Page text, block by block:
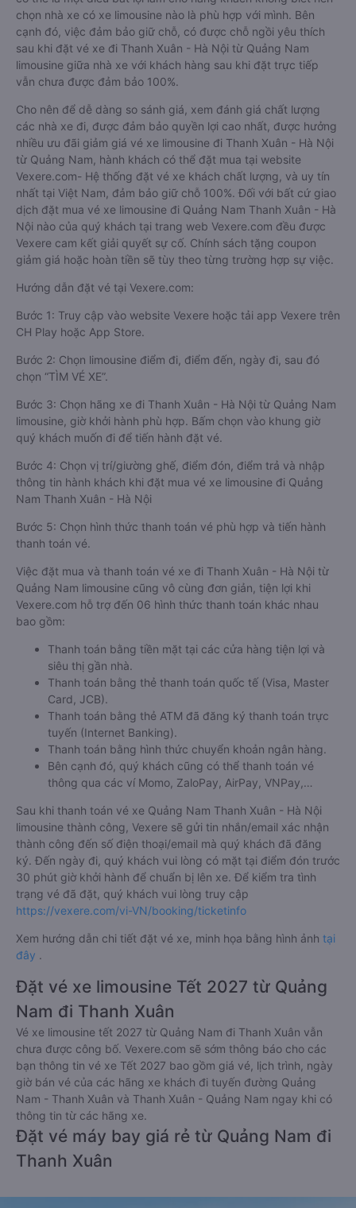
chọn nhà xe có xe limousine nào là phù hợp với mình. Bên
cạnh đó, việc đảm bảo giữ chỗ, có được chỗ ngồi yêu thích
sau khi đặt vé xe đi Thanh Xuân - Hà Nội từ Quảng Nam
limousine giữa nhà xe với khách hàng sau khi đặt trực tiếp
vẫn chưa được đảm bảo 100%.
Cho nên để dễ dàng so sánh giá, xem đánh giá chất lượng
các nhà xe đi, được đảm bảo quyền lợi cao nhất, được hưởng
nhiều ưu đãi giảm giá vé xe limousine đi Thanh Xuân - Hà Nội
từ Quảng Nam, hành khách có thể đặt mua tại website
Vexere.com- Hệ thống đặt vé xe khách chất lượng, và uy tín
nhất tại Việt Nam, đảm bảo giữ chỗ 100%. Đối với bất cứ giao
dịch đặt mua vé xe limousine đi Quảng Nam Thanh Xuân - Hà
Nội nào của quý khách tại trang web Vexere.com đều được
Vexere cam kết giải quyết sự cố. Chính sách tặng coupon
giảm giá hoặc hoàn tiền sẽ tùy theo từng trường hợp sự việc.
Hướng dẫn đặt vé tại Vexere.com:
Bước 1: Truy cập vào website Vexere hoặc tải app Vexere trên
CH Play hoặc App Store.
Bước 2: Chọn limousine điểm đi, điểm đến, ngày đi, sau đó
chọn “TÌM VÉ XE”.
Bước 3: Chọn hãng xe đi Thanh Xuân - Hà Nội từ Quảng Nam
limousine, giờ khởi hành phù hợp. Bấm chọn vào khung giờ
quý khách muốn đi để tiến hành đặt vé.
Bước 4: Chọn vị trí/giường ghế, điểm đón, điểm trả và nhập
thông tin hành khách khi đặt mua vé xe limousine đi Quảng
Nam Thanh Xuân - Hà Nội
Bước 5: Chọn hình thức thanh toán vé phù hợp và tiến hành
thanh toán vé.
Việc đặt mua và thanh toán vé xe đi Thanh Xuân - Hà Nội từ
Quảng Nam limousine cũng vô cùng đơn giản, tiện lợi khi
Vexere.com hỗ trợ đến 06 hình thức thanh toán khác nhau
bao gồm:
Thanh toán bằng tiền mặt tại các cửa hàng tiện lợi và
siêu thị gần nhà.
Thanh toán bằng thẻ thanh toán quốc tế (Visa, Master
Card, JCB).
Thanh toán bằng thẻ ATM đã đăng ký thanh toán trực
tuyến (Internet Banking).
Thanh toán bằng hình thức chuyển khoản ngân hàng.
Bên cạnh đó, quý khách cũng có thể thanh toán vé
thông qua các ví Momo, ZaloPay, AirPay, VNPay,…
Sau khi thanh toán vé xe Quảng Nam Thanh Xuân - Hà Nội
limousine thành công, Vexere sẽ gửi tin nhắn/email xác nhận
thành công đến số điện thoại/email mà quý khách đã đăng
ký. Đến ngày đi, quý khách vui lòng có mặt tại điểm đón trước
30 phút giờ khởi hành để chuẩn bị lên xe. Để kiểm tra tình
trạng vé đã đặt, quý khách vui lòng truy cập
https://vexere.com/vi-VN/booking/ticketinfo
Xem hướng dẫn chi tiết đặt vé xe, minh họa bằng hình ảnh tại
đây .
Đặt vé xe limousine Tết 2027 từ Quảng
Nam đi Thanh Xuân
Vé xe limousine tết 2027 từ Quảng Nam đi Thanh Xuân vẫn
chưa được công bố. Vexere.com sẽ sớm thông báo cho các
bạn thông tin vé xe Tết 2027 bao gồm giá vé, lịch trình, ngày
giờ bán vé của các hãng xe khách đi tuyến đường Quảng
Nam - Thanh Xuân và Thanh Xuân - Quảng Nam ngay khi có
thông tin từ các hãng xe.
Đặt vé máy bay giá rẻ từ Quảng Nam đi
Thanh Xuân